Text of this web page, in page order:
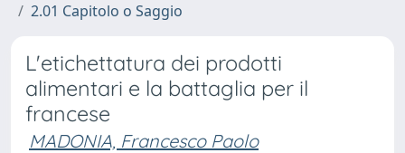
2.01 Capitolo o Saggio
L'etichettatura dei prodotti
alimentari e la battaglia per il
francese
MADONIA, Francesco Paolo